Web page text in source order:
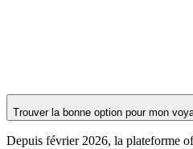
Trouver la bonne option pour mon
Depuis février 2026, la plateforme